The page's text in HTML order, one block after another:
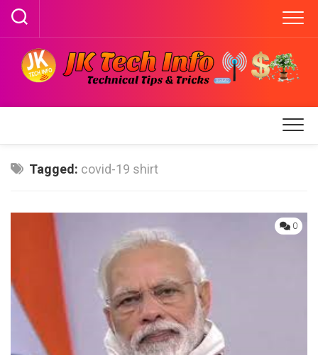
Skip
content
Tagged: covid-19 shirt
0